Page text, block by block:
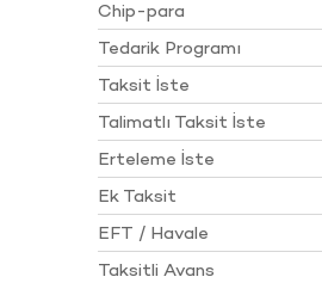
Chip-para
Tedarik Programı
Taksit İste
Talimatlı Taksit İste
Erteleme İste
Ek Taksit
EFT / Havale
Taksitli Avans